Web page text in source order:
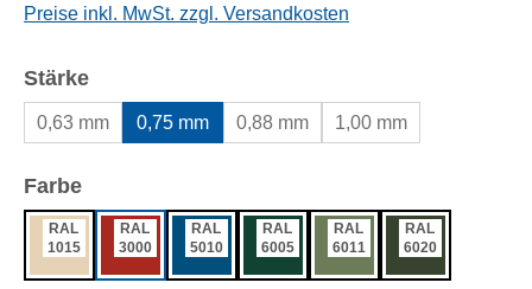
Preise inkl. MwSt. zzgl. Versandkosten
Stärkeauswählen
0,63 mm 0,75 mm 0,88 mm 1,00 mm
Farbeauswählen
RAL
1015
RAL
3000
RAL
5010
RAL
6005
RAL
6011
RAL
6020